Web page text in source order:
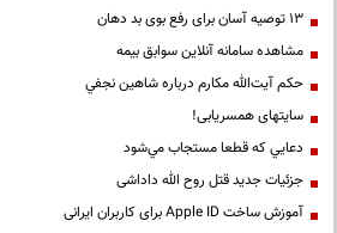
13 توصیه آسان برای رفع بوی بد دهان
مشاهده سامانه آنلاين سوابق بیمه
حكم آيت‌الله مكارم درباره شاهين نجفي
سایتهای همسریابی!
دعايي كه قطعا مستجاب مي‌شود
جزئیات جدید قتل روح الله داداشی
آموزش ساخت Apple ID برای کاربران ایرانی